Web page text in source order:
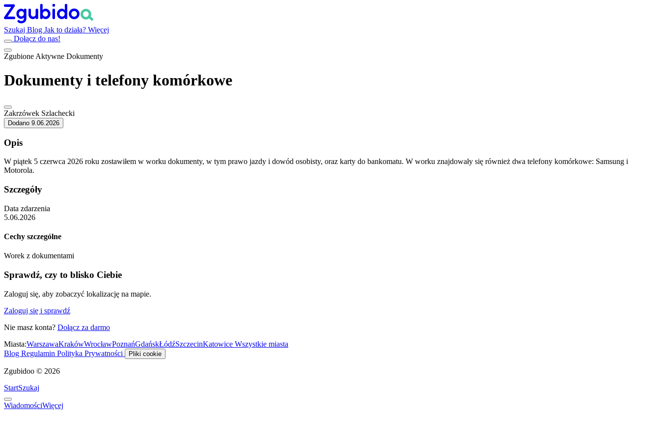
Szukaj Blog Jak to działa? Więcej
Dołącz do nas!
Zgubione Aktywne Dokumenty
Dokumenty i telefony komórkowe
Zakrzówek Szlachecki
Dodano 9.06.2026
Opis
W piątek 5 czerwca 2026 roku zostawiłem w worku dokumenty, w tym prawo jazdy i dowód osobisty, oraz karty do bankomatu. W worku znajdowały się również dwa telefony komórkowe: Samsung i
Motorola.
Szczegóły
Data zdarzenia
5.06.2026
Cechy szczególne
Worek z dokumentami
Sprawdź, czy to blisko Ciebie
Zaloguj się, aby zobaczyć lokalizację na mapie.
Zaloguj się i sprawdź
Nie masz konta? Dołącz za darmo
Miasta:WarszawaKrakówWrocławPoznańGdańskŁódźSzczecinKatowice Wszystkie miasta
Blog Regulamin Polityka Prywatności Pliki cookie
Zgubidoo © 2026
StartSzukaj
WiadomościWięcej